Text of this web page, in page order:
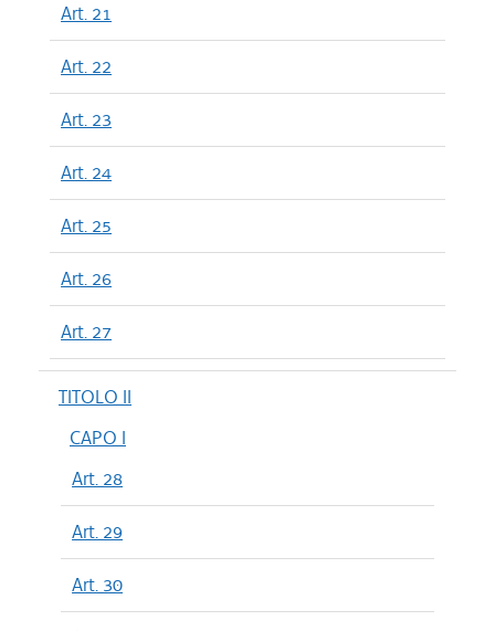
Art. 21
Art. 22
Art. 23
Art. 24
Art. 25
Art. 26
Art. 27
TITOLO II
CAPO I
Art. 28
Art. 29
Art. 30